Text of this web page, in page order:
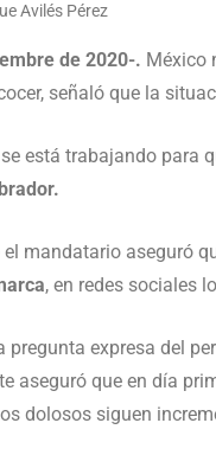
Avilés Pérez
de 2020-. México
señaló que la
está trabajando para
el mandatario aseguró
, en redes sociales
pregunta expresa del
aseguró que en día
dolosos siguen